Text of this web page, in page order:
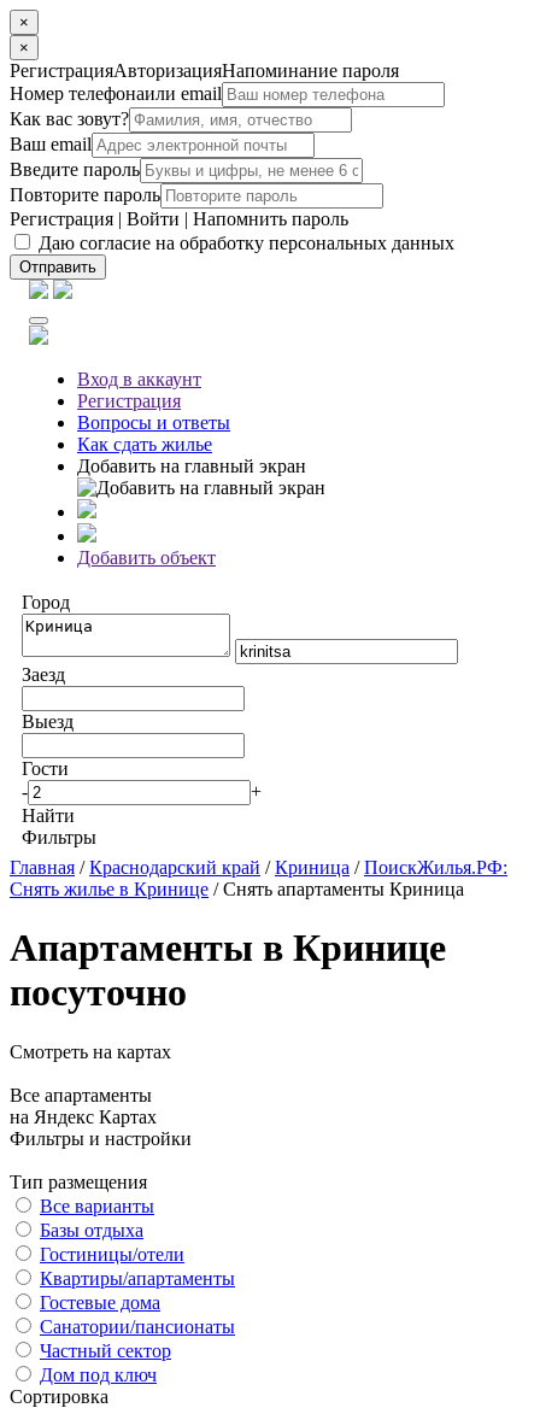
×
×
РегистрацияАвторизацияНапоминание пароля
Номер телефонаили email
Как вас зовут?
Ваш email
Введите пароль
Повторите пароль
Регистрация | Войти | Напомнить пароль
Даю согласие на обработку персональных данных
Отправить
Вход в аккаунт
Регистрация
Вопросы и ответы
Как сдать жилье
Добавить на главный экран
Добавить объект
Город
Заезд
Выезд
Гости
-
+
Найти
Фильтры
Главная /Краснодарский край /Криница /ПоискЖилья.РФ:
Снять жилье в Кринице / Снять апартаменты Криница
Апартаменты в Кринице
посуточно
Смотреть на картах
Все апартаменты
на Яндекс Картах
Фильтры и настройки
Тип размещения
Все варианты
Базы отдыха
Гостиницы/отели
Квартиры/апартаменты
Гостевые дома
Санатории/пансионаты
Частный сектор
Дом под ключ
Сортировка